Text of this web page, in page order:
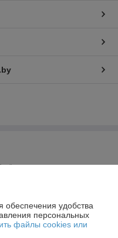
удобства
персональных
файлы cookies или